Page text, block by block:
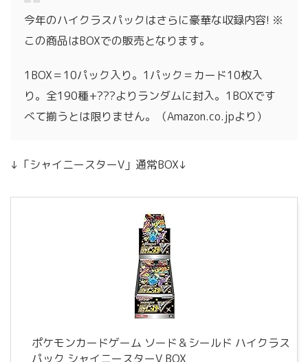
今年のハイクラスパックはさらに豪華な収録内容! ※
この商品はBOXでの販売となります。
1BOX＝10パック入り。1パック＝カード10枚入
り。全190種+???よりランダムに封入。1BOXです
べて揃うとは限りません。（Amazon.co.jpより）
↓「シャイニースターV」通常BOX↓
ポケモンカードゲーム ソード＆シールド ハイクラス
パック シャイニースターV BOX